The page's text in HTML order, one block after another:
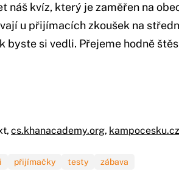
náš kvíz, který je zaměřen na
u přijímacích zkoušek na
byste si vedli. Přejeme hodně
cs.khanacademy.org,
přijímačky testy zábava